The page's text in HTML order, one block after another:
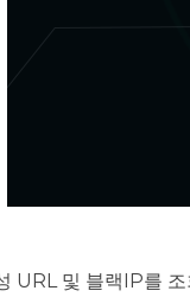
URL 및 블랙IP를